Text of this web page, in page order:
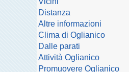
Distanza
Altre informazioni
Clima di Oglianico
Dalle parati
Attività Oglianico
Promuovere Oglianico